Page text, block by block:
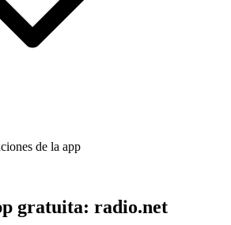
de la app
gratuita: radio.net